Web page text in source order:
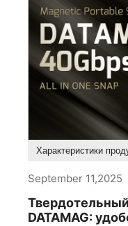
Характеристики
September 11,2025
DATAMAG: